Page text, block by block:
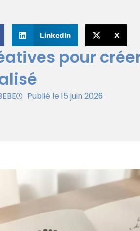
LinkedIn X
pour
Publié le 15 juin 2026